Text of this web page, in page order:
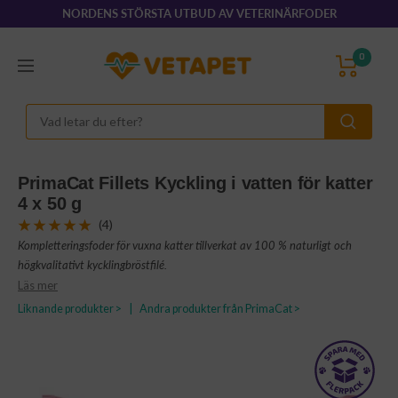
till
NORDENS STÖRSTA UTBUD AV VETERINÄRFODER
Navigering
VetaPet.com 0
PrimaCat Fillets Kyckling i vatten för katter
4 x 50 g
(4)
Kompletteringsfoder för vuxna katter tillverkat av 100 % naturligt och
högkvalitativt kycklingbröstfilé.
Läs mer
Liknande produkter > Andra produkter från PrimaCat >